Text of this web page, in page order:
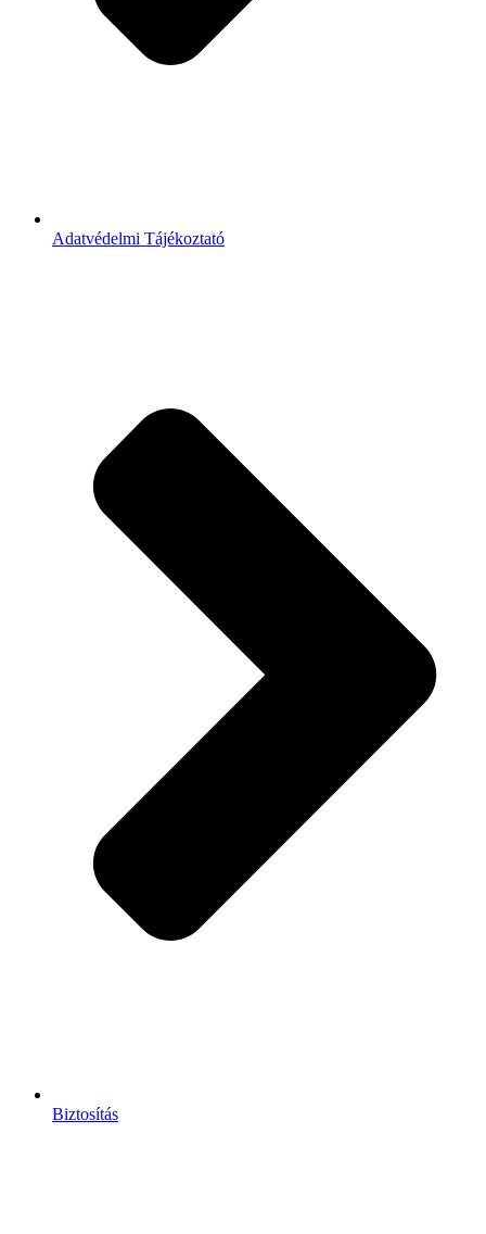
Adatvédelmi Tájékoztató
Biztosítás